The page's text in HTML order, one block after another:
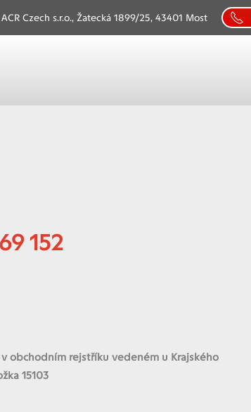
ACR Czech s.r.o., Žatecká 1899/25, 43401 Most
152
obchodním rejstříku vedeném u Krajského
15103